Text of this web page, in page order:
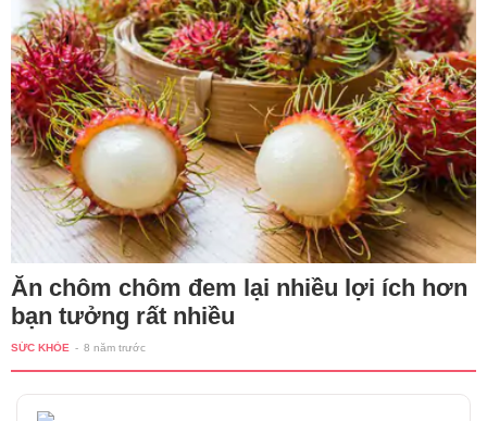
Ăn chôm chôm đem lại nhiều lợi ích hơn
bạn tưởng rất nhiều
SỨC KHỎE - 8 năm trước